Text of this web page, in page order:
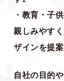
・教育・子
親しみやす
ザインを提案
自社の目的